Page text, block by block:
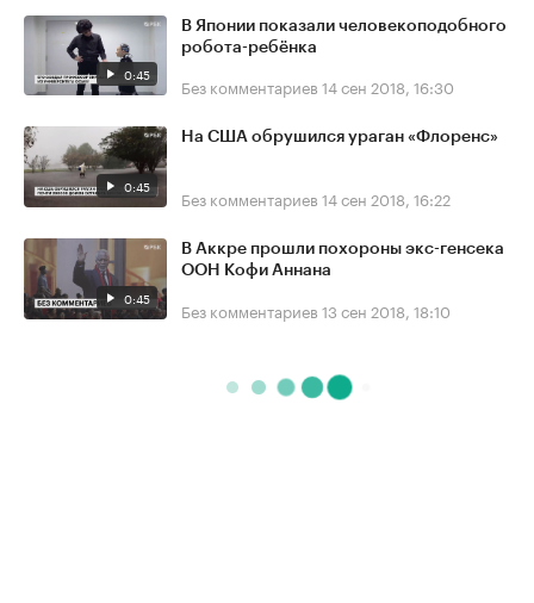
0:45
В Японии показали человекоподобного
робота-ребёнка
Без комментариев 14 сен 2018, 16:30
0:45
На США обрушился ураган «Флоренс»
Без комментариев 14 сен 2018, 16:22
0:45
В Аккре прошли похороны экс-генсека
ООН Кофи Аннана
Без комментариев 13 сен 2018, 18:10